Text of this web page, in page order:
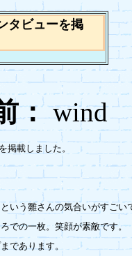
タビューを掲
：
掲載しました。
いう雛さんの気合いがすごい
での一枚。笑顔が素敵です。
であります。